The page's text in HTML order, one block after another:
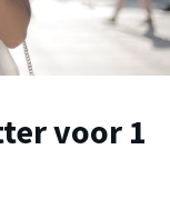
voor 1